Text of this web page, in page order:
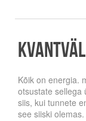
Kõik on energia.
otsustate sellega
siis, kui tunnete
see siiski olemas.